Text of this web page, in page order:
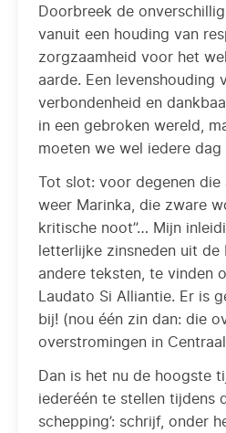
Doorbreek de
vanuit een houding van
zorgzaamheid voor het
aarde. Een levenshouding
verbondenheid en
in een gebroken wereld,
moeten we wel iedere dag
Tot slot: voor degenen die
weer Marinka, die zware
kritische noot”… Mijn
letterlijke zinsneden uit de
andere teksten, te vinden
Laudato Si Alliantie. Er is
bij! (nou één zin dan: die
overstromingen in
Dan is het nu de hoogste
iederéén te stellen tijdens
schepping’: schrijf, onder